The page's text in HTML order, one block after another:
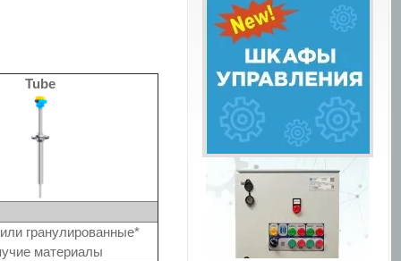
Tube
гранулированные*
материалы